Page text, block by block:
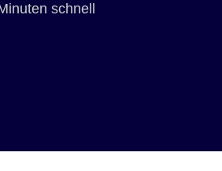
schnell